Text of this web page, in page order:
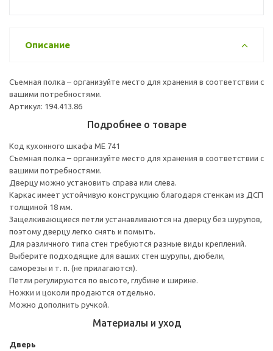
Описание
Съемная полка – организуйте место для хранения в соответствии с
вашими потребностями.
Артикул: 194.413.86
Подробнее о товаре
Код кухонного шкафа ME 741
Съемная полка – организуйте место для хранения в соответствии с
вашими потребностями.
Дверцу можно установить справа или слева.
Каркас имеет устойчивую конструкцию благодаря стенкам из ДСП
толщиной 18 мм.
Защелкивающиеся петли устанавливаются на дверцу без шурупов,
поэтому дверцу легко снять и помыть.
Для различного типа стен требуются разные виды креплений.
Выберите подходящие для ваших стен шурупы, дюбели,
саморезы и т. п. (не прилагаются).
Петли регулируются по высоте, глубине и ширине.
Ножки и цоколи продаются отдельно.
Можно дополнить ручкой.
Материалы и уход
Дверь